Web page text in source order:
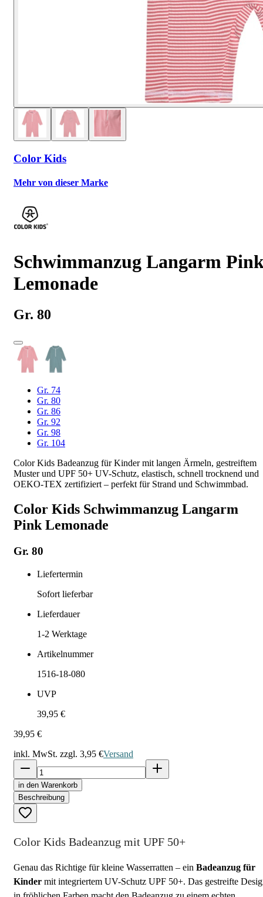
Color Kids
Mehr von dieser Marke
Schwimmanzug Langarm
Lemonade
Gr. 80
Gr. 74
Gr. 80
Gr. 86
Gr. 92
Gr. 98
Gr. 104
Color Kids Badeanzug für Kinder mit langen Ärmeln, gestreiftem
Muster und UPF 50+ UV-Schutz, elastisch, schnell trocknend und
OEKO-TEX zertifiziert – perfekt für Strand und Schwimmbad.
Color Kids Schwimmanzug Langarm
Pink Lemonade
Gr. 80
Liefertermin
Sofort lieferbar
Lieferdauer
1-2 Werktage
Artikelnummer
1516-18-080
UVP
39,95 €
39,95 €
inkl. MwSt. zzgl. 3,95 €Versand
in den Warenkorb
Beschreibung
Color Kids Badeanzug mit UPF 50+
Genau das Richtige für kleine Wasserratten – ein Badeanzug für
Kinder mit integriertem UV-Schutz UPF 50+. Das gestreifte